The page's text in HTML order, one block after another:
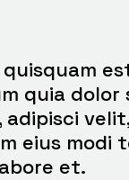
quia dolor
eius modi
et.